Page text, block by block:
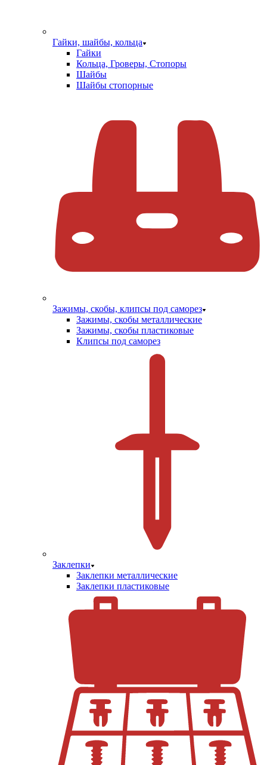
Гайки, шайбы, кольца
Гайки
Кольца, Гроверы, Стопоры
Шайбы
Шайбы стопорные
Зажимы, скобы, клипсы под саморез
Зажимы, скобы металлические
Зажимы, скобы пластиковые
Клипсы под саморез
Заклепки
Заклепки металлические
Заклепки пластиковые